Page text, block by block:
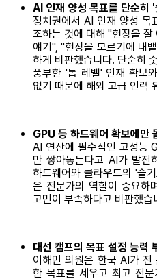
AI 인재 양성 목표를 단순히
정치권에서 AI 인재 양성
조하는 것에 대해 "현장을
얘기", "현장을 모르기에 내
하게 비판했습니다. 단순히
풍부한 '톱 레벨' 인재 확보
없기 때문에 해외 고급 인력
GPU 등 하드웨어 확보에만
AI 연산에 필수적인 고성능
만 쌓아놓는다고 AI가 발전
하드웨어와 클라우드의 '슬
은 전문가의 역할이 중요하
고민이 부족하다고 비판했습
대선 캠프의 목표 설정 능력
이해민 의원은 한국 AI가 전
한 목표를 세우고 최고 전